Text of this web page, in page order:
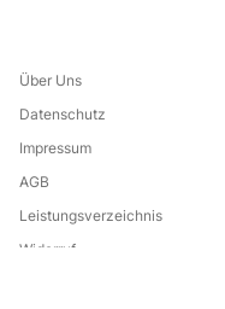
Über Uns
Datenschutz
Impressum
AGB
Leistungsverzeichnis
Widerruf